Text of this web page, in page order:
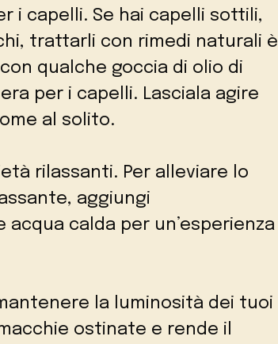
i capelli. Se hai capelli sottili,
trattarli con rimedi naturali è
qualche goccia di olio di
per i capelli. Lasciala agire
al solito.
rilassanti. Per alleviare lo
aggiungi
calda per un’esperienza
la luminosità dei tuoi
ostinate e rende il